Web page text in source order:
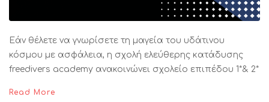
Εάν θέλετε να γνωρίσετε τη μαγεία του υδάτινου
κόσμου με ασφάλεια, η σχολή ελεύθερης κατάδυσης
freedivers academy ανακοινώνει σχολείο επιπέδου 1*& 2*
Read More